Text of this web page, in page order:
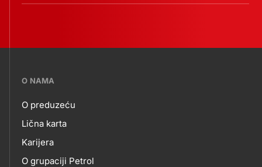
???
skupno.footer-
title???
O NAMA
O
NAMA
O preduzeću
Lična karta
Karijera
O grupaciji Petrol